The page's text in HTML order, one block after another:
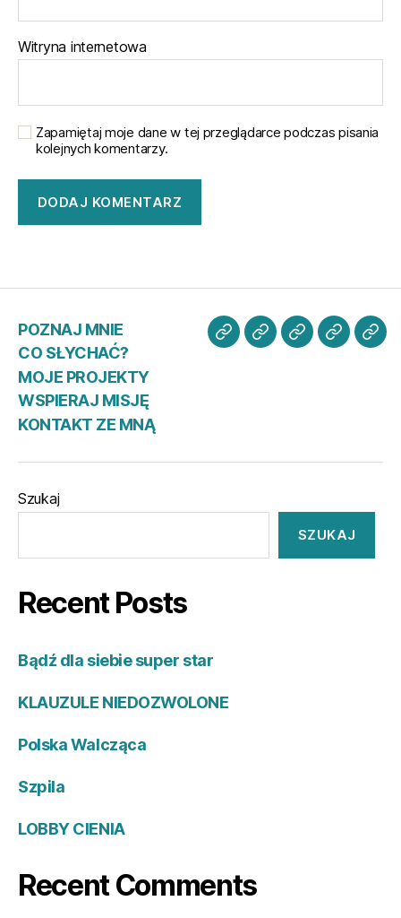
Witryna internetowa
Zapamiętaj moje dane w tej przeglądarce podczas pisania
kolejnych komentarzy.
POZNAJ MNIE
CO SŁYCHAĆ?
MOJE PROJEKTY
WSPIERAJ MISJĘ
KONTAKT ZE MNĄ
POZNAJ
CO
MOJE
Szukaj
SZUKAJ
Recent Posts
Bądź dla siebie super star
KLAUZULE NIEDOZWOLONE
Polska Walcząca
Szpila
LOBBY CIENIA
Recent Comments